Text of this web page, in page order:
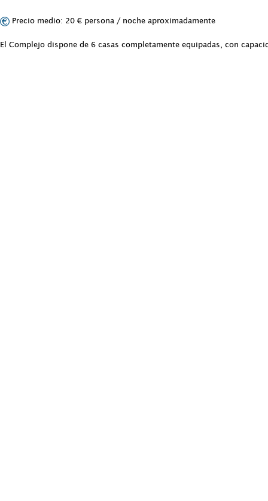
Precio medio: 20 € persona / noche aproximadamente
El Complejo dispone de 6 casas completamente equipadas, con